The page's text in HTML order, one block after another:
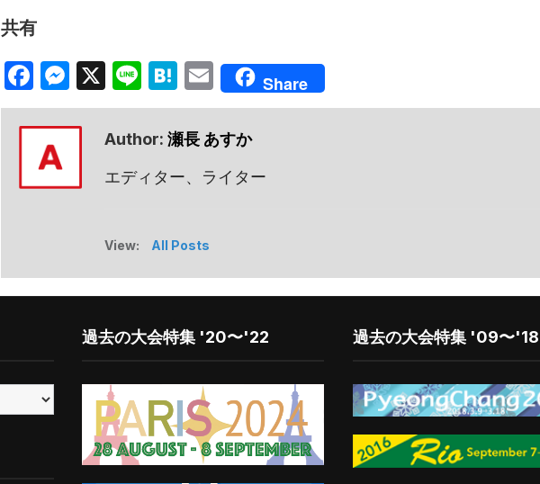
共有
Facebook
Messenger
X LineHatena
EmailShare
Author: 瀬長 あすか
エディター、ライター
View: All Posts
過去の大会特集 '20〜'22 過去の大会特集 '09〜'18